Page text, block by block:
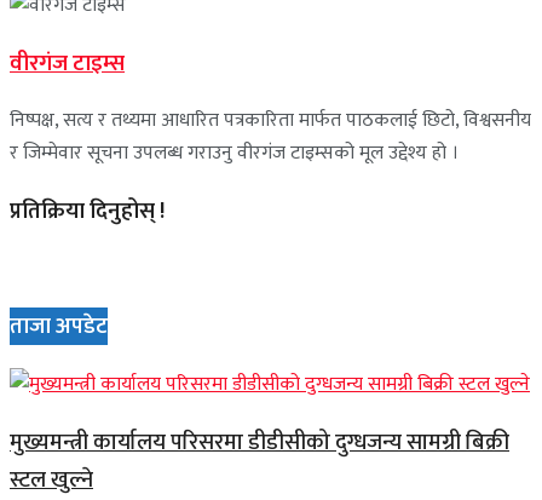
वीरगंज टाइम्स
निष्पक्ष, सत्य र तथ्यमा आधारित पत्रकारिता मार्फत पाठकलाई छिटो, विश्वसनीय
र जिम्मेवार सूचना उपलब्ध गराउनु वीरगंज टाइम्सको मूल उद्देश्य हो ।
प्रतिक्रिया दिनुहोस् !
ताजा अपडेट
मुख्यमन्त्री कार्यालय परिसरमा डीडीसीको दुग्धजन्य सामग्री बिक्री
स्टल खुल्ने